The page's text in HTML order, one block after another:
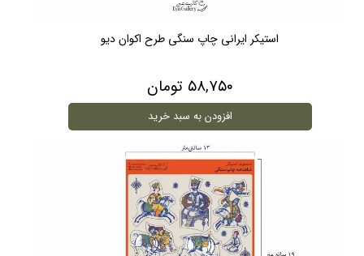
استیکر ایرانی چاپ سنگی طرح اکوان دیو
۵۸,۷۵۰ تومان
افزودن به سبد خرید